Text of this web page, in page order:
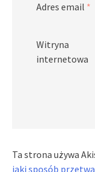
Adres email *
Witryna
internetowa
Ta strona używa
jaki sposób